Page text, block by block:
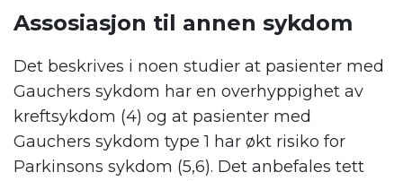
Assosiasjon til annen sykdom
Det beskrives i noen studier at pasienter med
Gauchers sykdom har en overhyppighet av
kreftsykdom (4) og at pasienter med
Gauchers sykdom type 1 har økt risiko for
Parkinsons sykdom (5,6). Det anbefales tett